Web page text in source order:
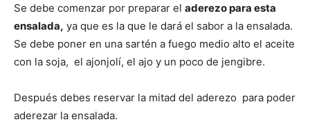
Se debe comenzar por preparar el aderezo para esta
ensalada, ya que es la que le dará el sabor a la ensalada.
Se debe poner en una sartén a fuego medio alto el aceite
con la soja, el ajonjolí, el ajo y un poco de jengibre.
Después debes reservar la mitad del aderezo para poder
aderezar la ensalada.